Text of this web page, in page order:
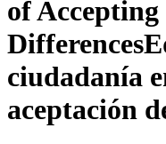
of Accepting
Differences
ciudadanía
aceptación